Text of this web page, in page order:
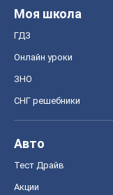
Моя школа
ГДЗ
Онлайн уроки
ЗНО
СНГ решебники
Авто
Тест Драйв
Акции